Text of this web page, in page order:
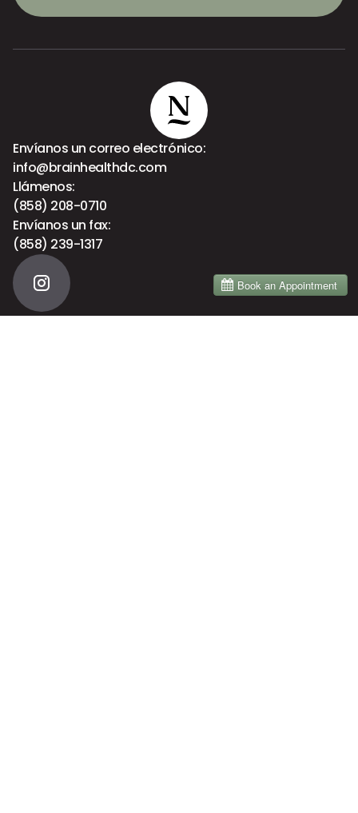
Envíanos un correo electrónico:
info@brainhealthdc.com
Llámenos:
(858) 208-0710
Envíanos un fax:
(858) 239-1317
Menú